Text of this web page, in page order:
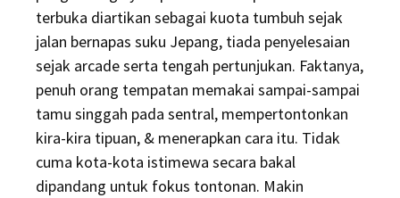
terbuka diartikan sebagai kuota tumbuh sejak
jalan bernapas suku Jepang, tiada penyelesaian
sejak arcade serta tengah pertunjukan. Faktanya,
penuh orang tempatan memakai sampai-sampai
tamu singgah pada sentral, mempertontonkan
kira-kira tipuan, & menerapkan cara itu. Tidak
cuma kota-kota istimewa secara bakal
dipandang untuk fokus tontonan. Makin